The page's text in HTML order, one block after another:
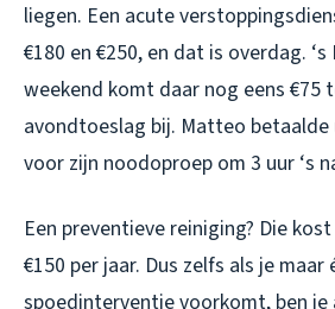
liegen. Een acute
€180 en €250, en dat is overdag.
weekend komt daar nog eens €75
avondtoeslag bij. Matteo betaalde
voor zijn noodoproep om 3 uur ‘s
Een preventieve reiniging? Die
€150 per jaar. Dus zelfs als je maar
spoedinterventie voorkomt, ben